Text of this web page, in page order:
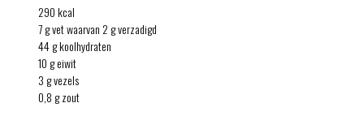
290 kcal
7 g vet waarvan 2 g verzadigd
44 g koolhydraten
10 g eiwit
3 g vezels
0,8 g zout